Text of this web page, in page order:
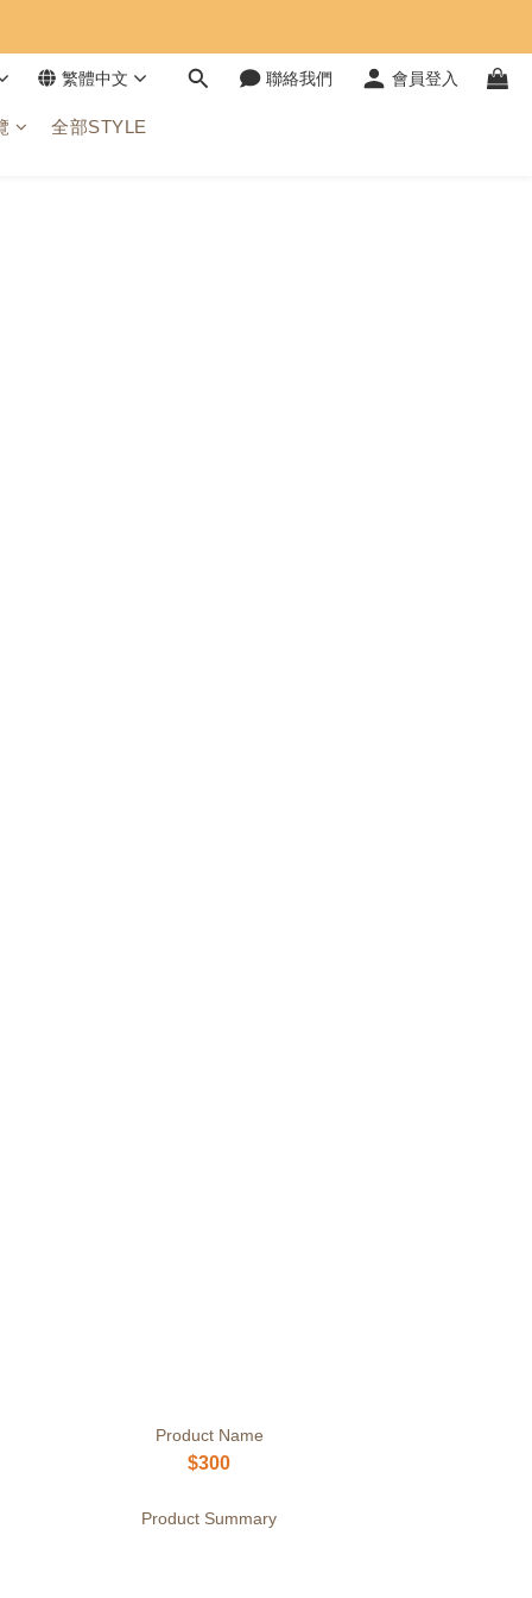
繁體中文 聯絡我們 會員登入
全部STYLE
Product Name
$300
Product Summary